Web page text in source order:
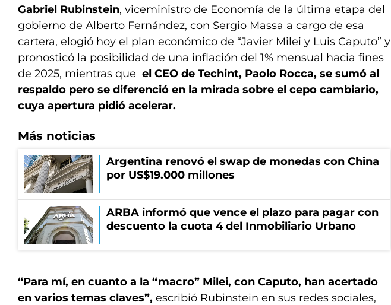
Gabriel Rubinstein, viceministro de Economía de la última etapa del
gobierno de Alberto Fernández, con Sergio Massa a cargo de esa
cartera, elogió hoy el plan económico de “Javier Milei y Luis Caputo” y
pronosticó la posibilidad de una inflación del 1% mensual hacia fines
de 2025, mientras que el CEO de Techint, Paolo Rocca, se sumó al
respaldo pero se diferenció en la mirada sobre el cepo cambiario,
cuya apertura pidió acelerar.
Más noticias
Argentina renovó el swap de monedas con China
por US$19.000 millones
ARBA informó que vence el plazo para pagar con
descuento la cuota 4 del Inmobiliario Urbano
“Para mí, en cuanto a la “macro” Milei, con Caputo, han acertado
en varios temas claves”, escribió Rubinstein en sus redes sociales,